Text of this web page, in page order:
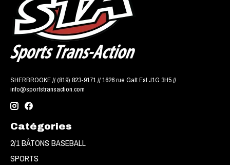
SHERBROOKE // (819) 823-9171 // 1626 rue Galt Est J1G 3H5 //
info@sportstransaction.com
Catégories
2/1 BÂTONS BASEBALL
SPORTS